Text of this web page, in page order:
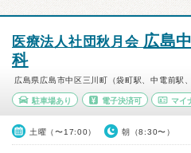
医療法人社団秋月会 広島
科
広島県広島市中区三川町（袋町駅、中電前駅
駐車場あり 電子決済可 マイ
土曜（〜17:00） 朝（8:30〜）